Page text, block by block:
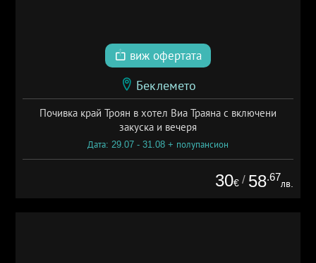
виж офертата
Беклемето
Почивка край Троян в хотел Виа Траяна с включени
закуска и вечеря
Дата: 29.07 - 31.08 + полупансион
30€ / 58.67
лв.